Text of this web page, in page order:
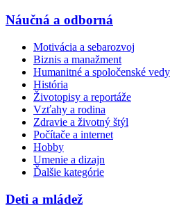
Náučná a odborná
Motivácia a sebarozvoj
Biznis a manažment
Humanitné a spoločenské vedy
História
Životopisy a reportáže
Vzťahy a rodina
Zdravie a životný štýl
Počítače a internet
Hobby
Umenie a dizajn
Ďalšie kategórie
Deti a mládež